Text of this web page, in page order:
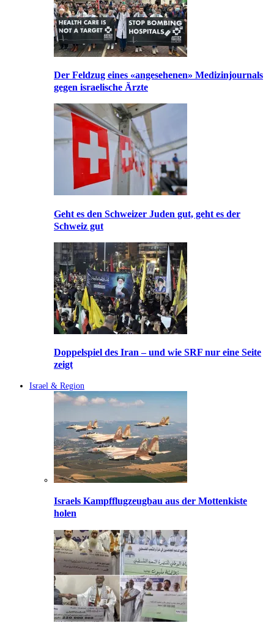
Der Feldzug eines «angesehenen» Medizinjournals
gegen israelische Ärzte
Geht es den Schweizer Juden gut, geht es der
Schweiz gut
Doppelspiel des Iran – und wie SRF nur eine Seite
zeigt
Israel & Region
Israels Kampfflugzeugbau aus der Mottenkiste
holen